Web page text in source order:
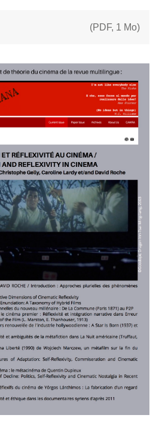
(PDF, 1 Mo)